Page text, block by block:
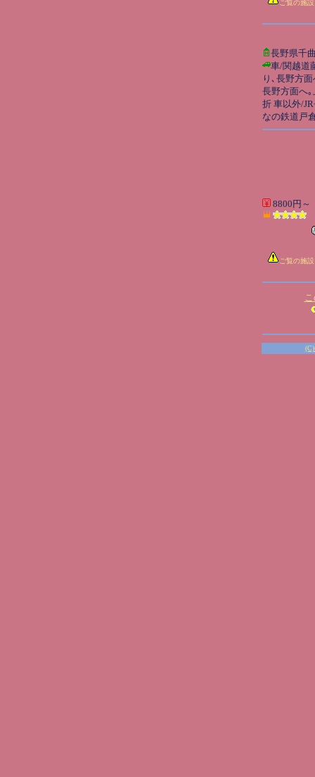
ご覧の施
長野県千
車/関越道
り､長野方
長野方面へ
折 車以外/
なの鉄道戸
8800円～
ご覧の施